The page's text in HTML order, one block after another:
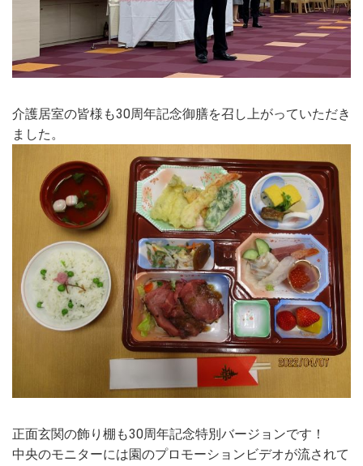
介護居室の皆様も30周年記念御膳を召し上がっていただき
ました。
正面玄関の飾り棚も30周年記念特別バージョンです！
中央のモニターには園のプロモーションビデオが流されて